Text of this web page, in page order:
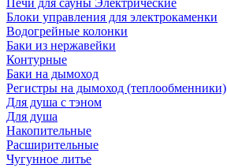
Печи для сауны Электрические
Блоки управления для электрокаменки
Водогрейные колонки
Баки из нержавейки
Контурные
Баки на дымоход
Регистры на дымоход (теплообменники)
Для душа с тэном
Для душа
Накопительные
Расширительные
Чугунное литье